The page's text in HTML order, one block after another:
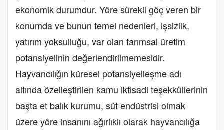
ekonomik durumdur. Yöre sürekli göç veren bir
konumda ve bunun temel nedenleri, işsizlik,
yatırım yoksulluğu, var olan tarımsal üretim
potansiyelinin değerlendirilmemesidir.
Hayvancılığın küresel potansiyelleşme adı
altında özelleştirilen kamu iktisadi teşekküllerinin
başta et balık kurumu, süt endüstrisi olmak
üzere yöre insanını ağırlıklı olarak hayvancılığa